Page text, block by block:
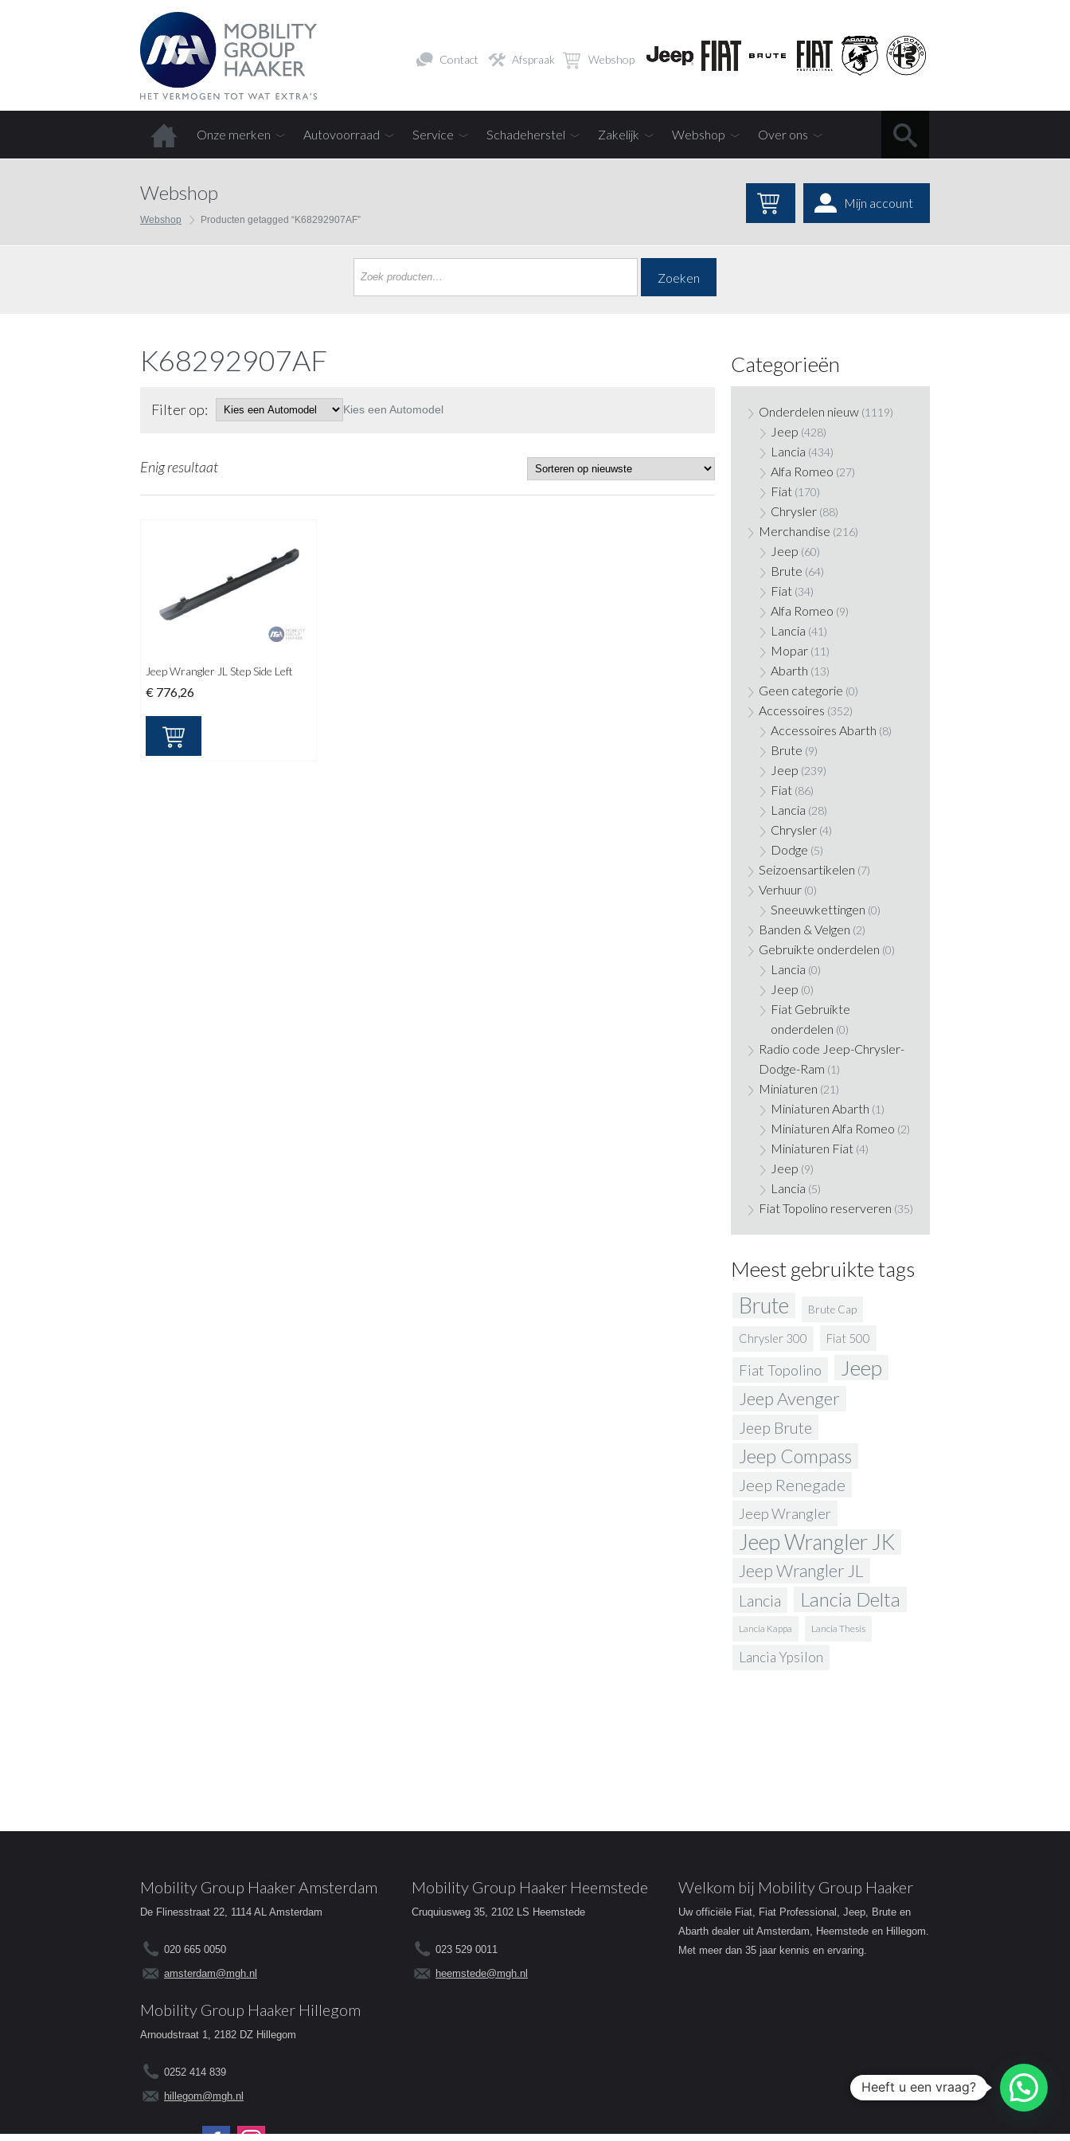
Contact Afspraak Webshop
Onze merken Autovoorraad Service Schadeherstel Zakelijk Webshop Over ons
Webshop
Webshop Producten getagged “K68292907AF”
Mijn account
Zoeken
K68292907AF
Filter op: Kies een Automodel
Enig resultaat
Jeep Wrangler JL Step Side Left
€ 776,26
Categorieën
Onderdelen nieuw (1119)
Jeep (428)
Lancia (434)
Alfa Romeo (27)
Fiat (170)
Chrysler (88)
Merchandise (216)
Jeep (60)
Brute (64)
Fiat (34)
Alfa Romeo (9)
Lancia (41)
Mopar (11)
Abarth (13)
Geen categorie (0)
Accessoires (352)
Accessoires Abarth (8)
Brute (9)
Jeep (239)
Fiat (86)
Lancia (28)
Chrysler (4)
Dodge (5)
Seizoensartikelen (7)
Verhuur (0)
Sneeuwkettingen (0)
Banden & Velgen (2)
Gebruikte onderdelen (0)
Lancia (0)
Jeep (0)
Fiat Gebruikte
onderdelen (0)
Radio code Jeep-Chrysler-
Dodge-Ram (1)
Miniaturen (21)
Miniaturen Abarth (1)
Miniaturen Alfa Romeo (2)
Miniaturen Fiat (4)
Jeep (9)
Lancia (5)
Fiat Topolino reserveren (35)
Meest gebruikte tags
Brute Brute Cap
Chrysler 300 Fiat 500
Fiat Topolino Jeep
Jeep Avenger
Jeep Brute
Jeep Compass
Jeep Renegade
Jeep Wrangler
Jeep Wrangler JK
Jeep Wrangler JL
Lancia Lancia Delta
Lancia Kappa Lancia Thesis
Lancia Ypsilon
Mobility Group Haaker Amsterdam
De Flinesstraat 22, 1114 AL Amsterdam
020 665 0050
amsterdam@mgh.nl
Mobility Group Haaker Heemstede
Cruquiusweg 35, 2102 LS Heemstede
023 529 0011
heemstede@mgh.nl
Mobility Group Haaker Hillegom
Arnoudstraat 1, 2182 DZ Hillegom
0252 414 839
hillegom@mgh.nl
Volg ons op:
Welkom bij Mobility Group Haaker
Uw officiële Fiat, Fiat Professional, Jeep, Brute en
Abarth dealer uit Amsterdam, Heemstede en Hillegom.
Met meer dan 35 jaar kennis en ervaring.
Heeft u een vraag?